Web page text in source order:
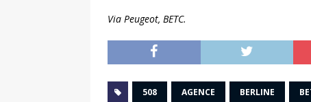
Via Peugeot, BETC.
508 AGENCE BERLINE